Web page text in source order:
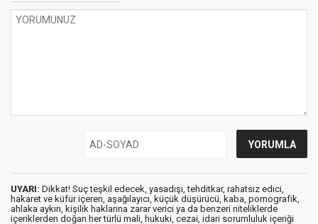
UYARI: Dikkat! Suç teşkil edecek, yasadışı, tehditkar, rahatsız edici,
hakaret ve küfür içeren, aşağılayıcı, küçük düşürücü, kaba, pornografik,
ahlaka aykırı, kişilik haklarına zarar verici ya da benzeri niteliklerde
içeriklerden doğan her türlü mali, hukuki, cezai, idari sorumluluk içeriği